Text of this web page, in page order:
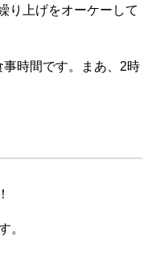
り上げをオーケーして
時間です。まあ、2時
。